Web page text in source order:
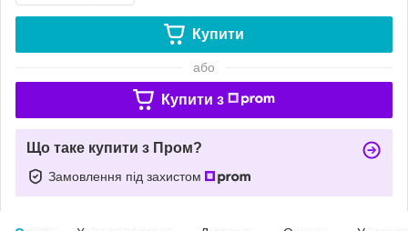
Купити
або
Купити з
Що таке купити з Пром?
Замовлення під захистом